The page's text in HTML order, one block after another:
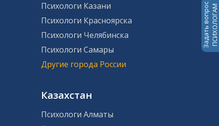
Задать вопросПСИХОЛОГАМ
Психологи Казани
Психологи Красноярска
Психологи Челябинска
Психологи Самары
Другие города России
Казахстан
Психологи Алматы